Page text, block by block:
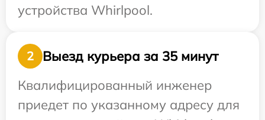
устройства Whirlpool.
2
Выезд курьера за 35 минут
Квалифицированный инженер
приедет по указанному адресу для